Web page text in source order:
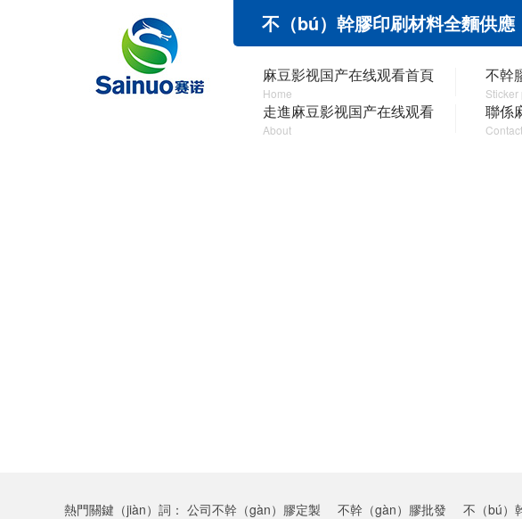
不（bú）幹膠印刷材料全麵供
麻豆影视国产在线观看首頁
Home
不幹
走進麻豆影视国产在线观看
About
聯係
Contact
熱門關鍵（jiàn）詞： 公司不幹（gàn）膠定製 不幹（gàn）膠批發 不（bú）